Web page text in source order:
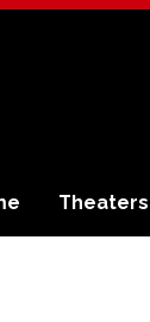
Theaters